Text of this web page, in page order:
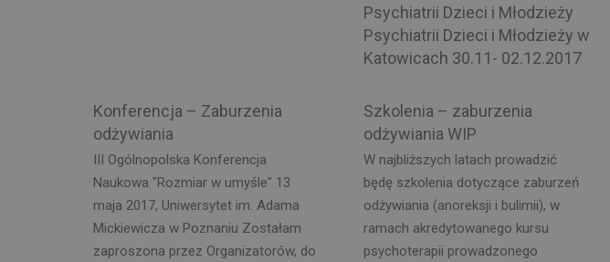
Psychiatrii Dzieci i Młodzieży
Psychiatrii Dzieci i Młodzieży w
Katowicach 30.11- 02.12.2017
Konferencja – Zaburzenia
odżywiania
III Ogólnopolska Konferencja
Naukowa "Rozmiar w umyśle" 13
maja 2017, Uniwersytet im. Adama
Mickiewicza w Poznaniu Zostałam
zaproszona przez Organizatorów, do
Szkolenia – zaburzenia
odżywiania WIP
W najbliższych latach prowadzić
będę szkolenia dotyczące zaburzeń
odżywiania (anoreksji i bulimii), w
ramach akredytowanego kursu
psychoterapii prowadzonego